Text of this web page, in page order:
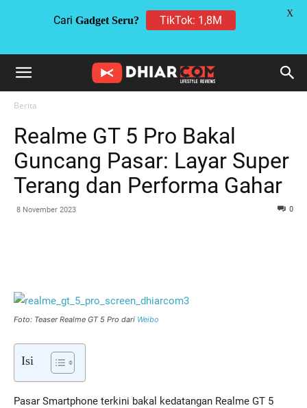
Berita
Realme GT 5 Pro Bakal
Guncang Pasar: Layar Super
Terang dan Performa Gahar
8 November 2023 0
Foto: Teaser Realme GT 5 Pro dari Weibo
Isi
Pasar Smartphone terkini bakal kedatangan Realme GT 5
Cari Gadget Seru? TikTok: 1,8M
X